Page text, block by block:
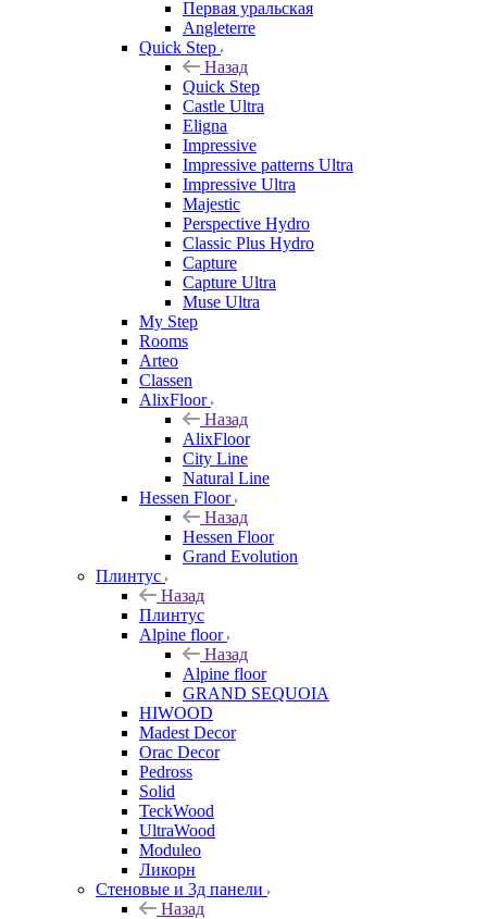
Первая уральская
Angleterre
Quick Step
Назад
Quick Step
Castle Ultra
Eligna
Impressive
Impressive patterns Ultra
Impressive Ultra
Majestic
Perspective Hydro
Classic Plus Hydro
Capture
Capture Ultra
Muse Ultra
My Step
Rooms
Arteo
Classen
AlixFloor
Назад
AlixFloor
City Line
Natural Line
Hessen Floor
Назад
Hessen Floor
Grand Evolution
Плинтус
Назад
Плинтус
Alpine floor
Назад
Alpine floor
GRAND SEQUOIA
HIWOOD
Madest Decor
Orac Decor
Pedross
Solid
TeckWood
UltraWood
Moduleo
Ликорн
Стеновые и 3д панели
Назад